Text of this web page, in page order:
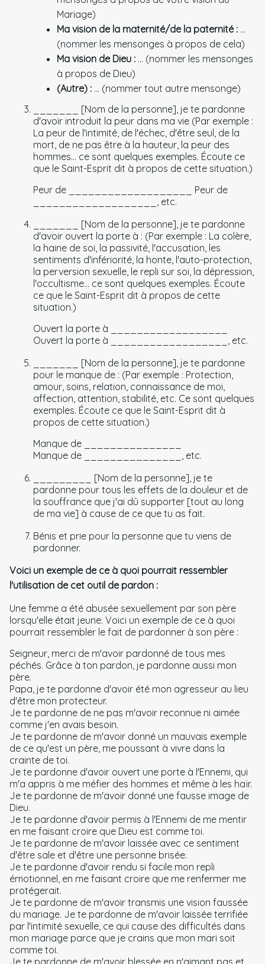
Mariage)
Ma vision de la maternité/de la paternité : ...
(nommer les mensonges à propos de cela)
Ma vision de Dieu : ... (nommer les mensonges
à propos de Dieu)
(Autre) : ... (nommer tout autre mensonge)
_______ [Nom de la personne], je te pardonne
d'avoir introduit la peur dans ma vie (Par exemple :
La peur de l'intimité, de l'échec, d'être seul, de la
mort, de ne pas être à la hauteur, la peur des
hommes… ce sont quelques exemples. Écoute ce
que le Saint-Esprit dit à propos de cette situation.)
Peur de ___________________ Peur de
___________________, etc.
_______ [Nom de la personne], je te pardonne
d'avoir ouvert la porte à : (Par exemple : La colère,
la haine de soi, la passivité, l'accusation, les
sentiments d'infériorité, la honte, l'auto-protection,
la perversion sexuelle, le repli sur soi, la dépression,
l'occultisme… ce sont quelques exemples. Écoute
ce que le Saint-Esprit dit à propos de cette
situation.)
Ouvert la porte à __________________
Ouvert la porte à __________________, etc.
_______ [Nom de la personne], je te pardonne
pour le manque de : (Par exemple : Protection,
amour, soins, relation, connaissance de moi,
affection, attention, stabilité, etc. Ce sont quelques
exemples. Écoute ce que le Saint-Esprit dit à
propos de cette situation.)
Manque de _______________
Manque de _______________, etc.
_________ [Nom de la personne], je te
pardonne pour tous les effets de la douleur et de
la souffrance que j'ai dû supporter [tout au long
de ma vie] à cause de ce que tu as fait.
Bénis et prie pour la personne que tu viens de
pardonner.
Voici un exemple de ce à quoi pourrait ressembler
l'utilisation de cet outil de pardon :
Une femme a été abusée sexuellement par son père
lorsqu'elle était jeune. Voici un exemple de ce à quoi
pourrait ressembler le fait de pardonner à son père :
Seigneur, merci de m'avoir pardonné de tous mes
péchés. Grâce à ton pardon, je pardonne aussi mon
père.
Papa, je te pardonne d'avoir été mon agresseur au lieu
d'être mon protecteur.
Je te pardonne de ne pas m'avoir reconnue ni aimée
comme j'en avais besoin.
Je te pardonne de m'avoir donné un mauvais exemple
de ce qu'est un père, me poussant à vivre dans la
crainte de toi.
Je te pardonne d'avoir ouvert une porte à l'Ennemi, qui
m'a appris à me méfier des hommes et même à les haïr.
Je te pardonne de m'avoir donné une fausse image de
Dieu.
Je te pardonne d'avoir permis à l'Ennemi de me mentir
en me faisant croire que Dieu est comme toi.
Je te pardonne de m'avoir laissée avec ce sentiment
d'être sale et d'être une personne brisée.
Je te pardonne d'avoir rendu si facile mon repli
émotionnel, en me faisant croire que me renfermer me
protégerait.
Je te pardonne de m'avoir transmis une vision faussée
du mariage. Je te pardonne de m'avoir laissée terrifiée
par l'intimité sexuelle, ce qui cause des difficultés dans
mon mariage parce que je crains que mon mari soit
comme toi.
Je te pardonne de m'avoir blessée en n'aimant pas et